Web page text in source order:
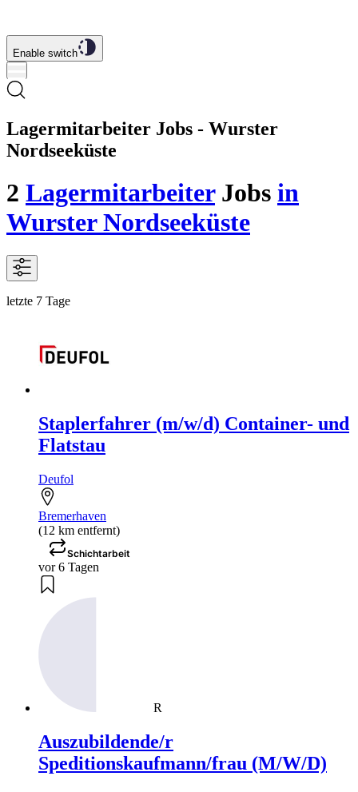
Enable switch
Lagermitarbeiter Jobs - Wurster
Nordseeküste
2 LagermitarbeiterJobs in
Wurster Nordseeküste
letzte 7 Tage
Staplerfahrer (m/w/d) Container- und
Flatstau
Deufol
Bremerhaven
(12 km entfernt)
Schichtarbeit
vor 6 Tagen
R
Auszubildende/r
Speditionskaufmann/frau (M/W/D)